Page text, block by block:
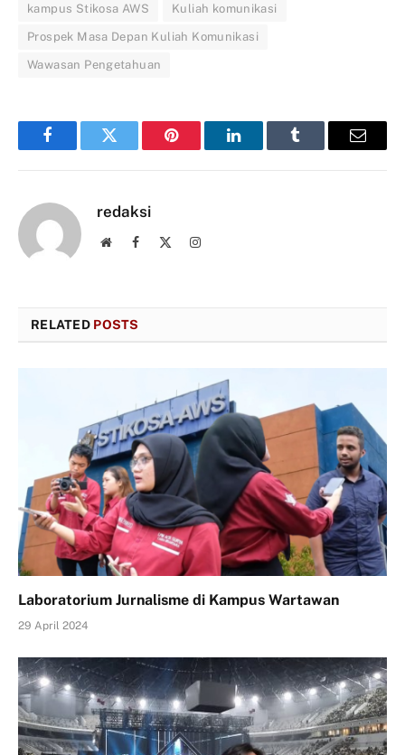
kampus Stikosa AWS Kuliah komunikasi
Prospek Masa Depan Kuliah Komunikasi
Wawasan Pengetahuan
FacebookTwitter Pinterest LinkedInTumblr Email
redaksi
WebsiteFacebook Instagram
RELATED POSTS
Laboratorium Jurnalisme di Kampus Wartawan
29 April 2024